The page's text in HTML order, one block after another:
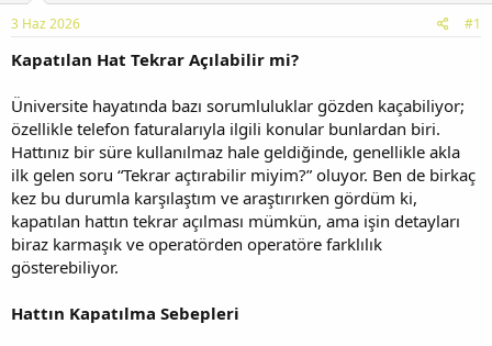
b
a
ş
t
a
n
ç
r
i
h
i
3 Haz 2026 #1
Kapatılan Hat Tekrar Açılabilir mi?
Üniversite hayatında bazı sorumluluklar gözden kaçabiliyor;
özellikle telefon faturalarıyla ilgili konular bunlardan biri.
Hattınız bir süre kullanılmaz hale geldiğinde, genellikle akla
ilk gelen soru “Tekrar açtırabilir miyim?” oluyor. Ben de birkaç
kez bu durumla karşılaştım ve araştırırken gördüm ki,
kapatılan hattın tekrar açılması mümkün, ama işin detayları
biraz karmaşık ve operatörden operatöre farklılık
gösterebiliyor.
Hattın Kapatılma Sebepleri